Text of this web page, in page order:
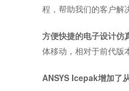
程，帮助我们的客户解
方便快捷的电子设计仿
体移动，相对于前代版
ANSYS Icepak增加了